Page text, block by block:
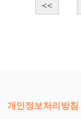
<<
개인정보처리방침